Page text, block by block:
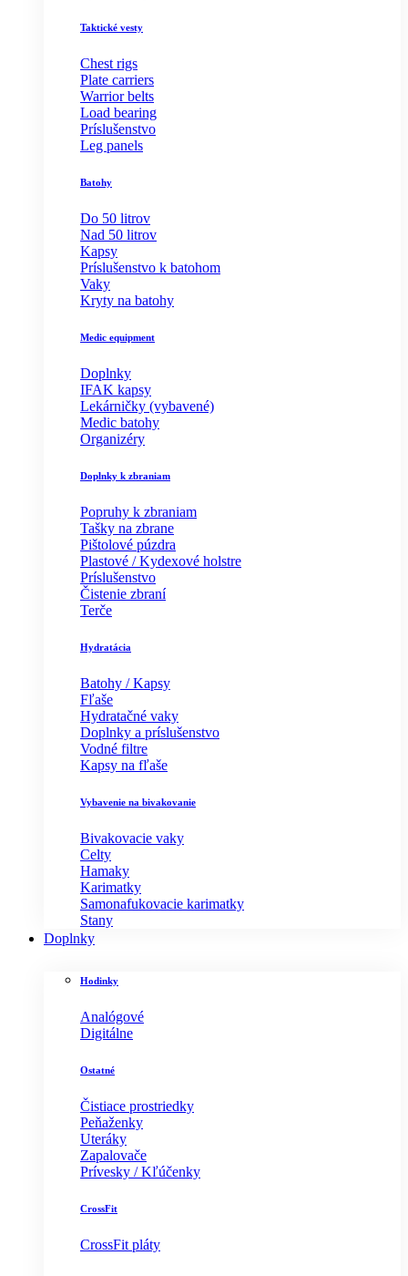
Taktické vesty
Chest rigs
Plate carriers
Warrior belts
Load bearing
Príslušenstvo
Leg panels
Batohy
Do 50 litrov
Nad 50 litrov
Kapsy
Príslušenstvo k batohom
Vaky
Kryty na batohy
Medic equipment
Doplnky
IFAK kapsy
Lekárničky (vybavené)
Medic batohy
Organizéry
Doplnky k zbraniam
Popruhy k zbraniam
Tašky na zbrane
Pištolové púzdra
Plastové / Kydexové holstre
Príslušenstvo
Čistenie zbraní
Terče
Hydratácia
Batohy / Kapsy
Fľaše
Hydratačné vaky
Doplnky a príslušenstvo
Vodné filtre
Kapsy na fľaše
Vybavenie na bivakovanie
Bivakovacie vaky
Celty
Hamaky
Karimatky
Samonafukovacie karimatky
Stany
Doplnky
Hodinky
Analógové
Digitálne
Ostatné
Čistiace prostriedky
Peňaženky
Uteráky
Zapalovače
Prívesky / Kľúčenky
CrossFit
CrossFit pláty